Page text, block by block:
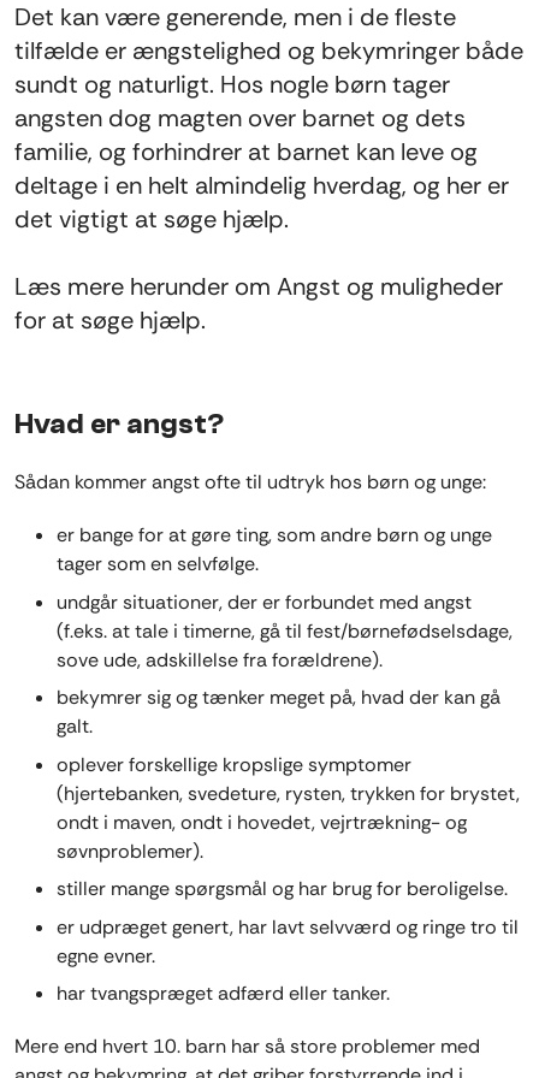
Det kan være generende, men i de fleste
tilfælde er ængstelighed og bekymringer både
sundt og naturligt. Hos nogle børn tager
angsten dog magten over barnet og dets
familie, og forhindrer at barnet kan leve og
deltage i en helt almindelig hverdag, og her er
det vigtigt at søge hjælp.
Læs mere herunder om Angst og muligheder
for at søge hjælp.
Hvad er angst?
Sådan kommer angst ofte til udtryk hos børn og unge:
er bange for at gøre ting, som andre børn og unge
tager som en selvfølge.
undgår situationer, der er forbundet med angst
(f.eks. at tale i timerne, gå til fest/børnefødselsdage,
sove ude, adskillelse fra forældrene).
bekymrer sig og tænker meget på, hvad der kan gå
galt.
oplever forskellige kropslige symptomer
(hjertebanken, svedeture, rysten, trykken for brystet,
ondt i maven, ondt i hovedet, vejrtrækning- og
søvnproblemer).
stiller mange spørgsmål og har brug for beroligelse.
er udpræget genert, har lavt selvværd og ringe tro til
egne evner.
har tvangspræget adfærd eller tanker.
Mere end hvert 10. barn har så store problemer med